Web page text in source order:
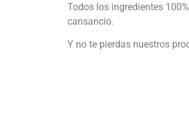
Todos los ingredientes
cansancio.
Y no te pierdas nuestros